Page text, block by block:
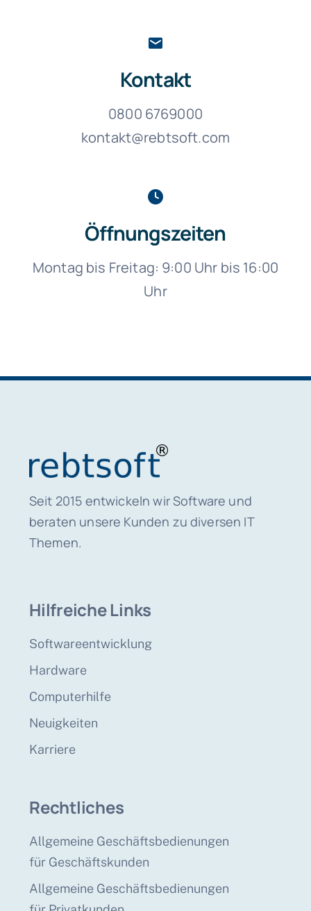
Kontakt
0800 6769000
kontakt@rebtsoft.com
Öffnungszeiten
Montag bis Freitag: 9:00 Uhr bis 16:00
Uhr
Seit 2015 entwickeln wir Software und
beraten unsere Kunden zu diversen IT
Themen.
Hilfreiche Links
Softwareentwicklung
Hardware
Computerhilfe
Neuigkeiten
Karriere
Rechtliches
Allgemeine Geschäftsbedienungen
für Geschäftskunden
Allgemeine Geschäftsbedienungen